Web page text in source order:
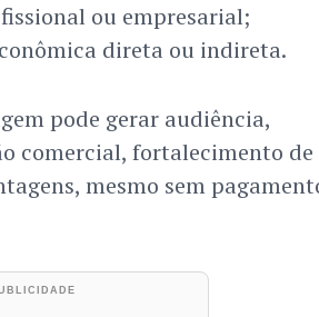
ou empresarial;
direta ou indireta.
pode gerar audiência,
comercial, fortalecimento de
mesmo sem